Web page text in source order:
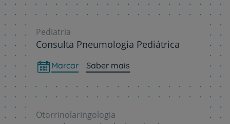
Pediatria
Consulta Pneumologia Pediátrica
Marcar Saber mais
Otorrinolaringologia